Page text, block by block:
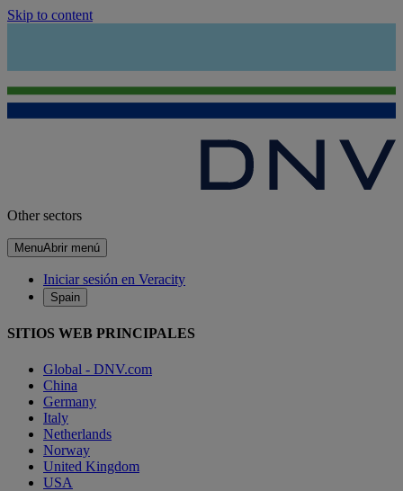
Skip to content
Other sectors
MenuAbrir menú
Iniciar sesión en Veracity
Spain
SITIOS WEB PRINCIPALES
Global - DNV.com
China
Germany
Italy
Netherlands
Norway
United Kingdom
USA